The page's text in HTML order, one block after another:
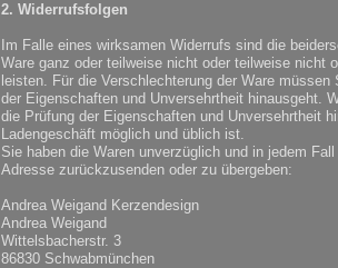
2. Widerrufsfolgen
Im Falle eines wirksamen Widerrufs sind die
Ware ganz oder teilweise nicht oder teilweise nicht
leisten. Für die Verschlechterung der Ware
der Eigenschaften und Unversehrtheit hinausgeht.
die Prüfung der Eigenschaften und Unversehrtheit
Ladengeschäft möglich und üblich ist.
Sie haben die Waren unverzüglich und in jedem
Adresse zurückzusenden oder zu übergeben:
Andrea Weigand Kerzendesign
Andrea Weigand
Wittelsbacherstr. 3
86830 Schwabmünchen